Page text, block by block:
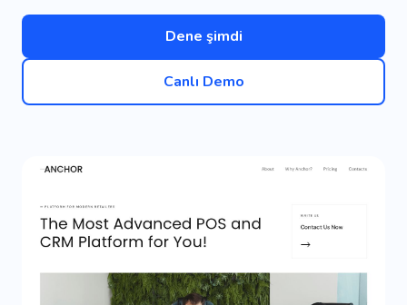
Dene şimdi
Canlı Demo